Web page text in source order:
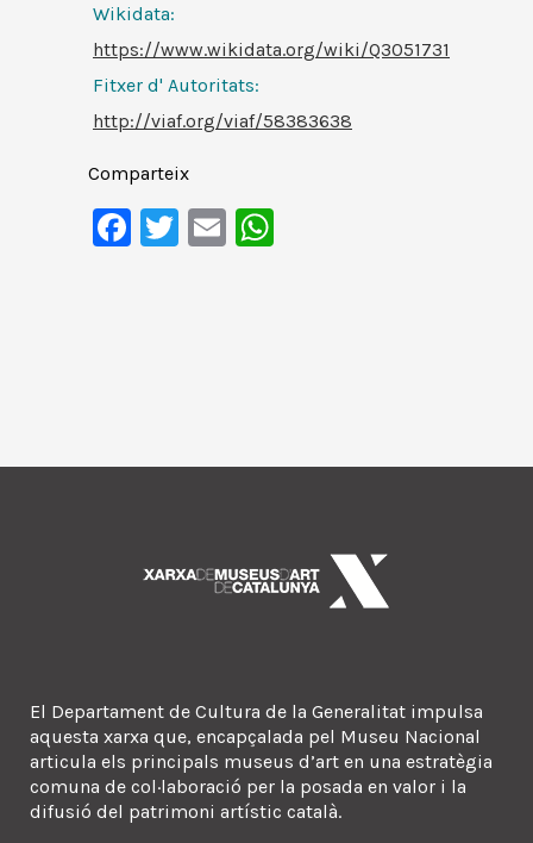
Wikidata:
https://www.wikidata.org/wiki/Q3051731
Fitxer d' Autoritats:
http://viaf.org/viaf/58383638
Comparteix
Facebook
Twitter
Email
El Departament de Cultura de la Generalitat impulsa
aquesta xarxa que, encapçalada pel Museu Nacional
articula els principals museus d’art en una estratègia
comuna de col·laboració per la posada en valor i la
difusió del patrimoni artístic català.